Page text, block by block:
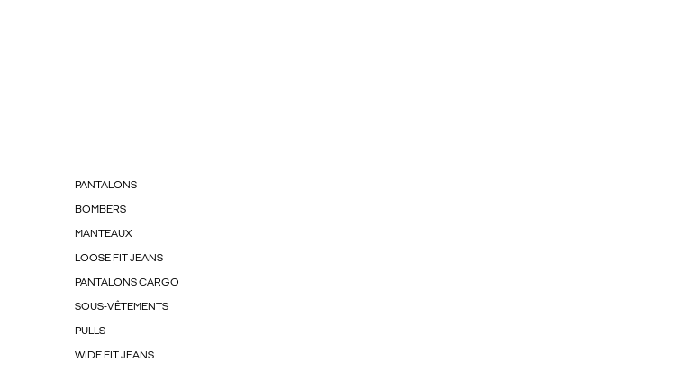
PANTALONS
BOMBERS
MANTEAUX
LOOSE FIT JEANS
PANTALONS CARGO
SOUS-VÊTEMENTS
PULLS
WIDE FIT JEANS